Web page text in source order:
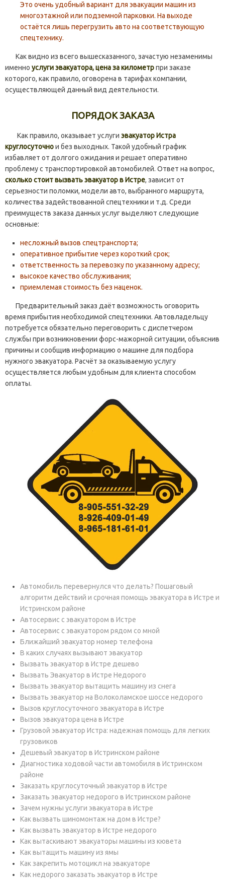
Это очень удобный вариант для эвакуации машин из
многоэтажной или подземной парковки. На выходе
остаётся лишь перегрузить авто на соответствующую
спецтехнику.
Как видно из всего вышесказанного, зачастую незаменимы
именно услуги эвакуатора, цена за километрпри заказе
которого, как правило, оговорена в тарифах компании,
осуществляющей данный вид деятельности.
ПОРЯДОК ЗАКАЗА
Как правило, оказывает услуги эвакуатор Истра
круглосуточнои без выходных. Такой удобный график
избавляет от долгого ожидания и решает оперативно
проблему с транспортировкой автомобилей. Ответ на вопрос,
сколько стоит вызвать эвакуатор в Истре, зависит от
серьезности поломки, модели авто, выбранного маршрута,
количества задействованной спецтехники и т.д. Среди
преимуществ заказа данных услуг выделяют следующие
основные:
несложный вызов спецтранспорта;
оперативное прибытие через короткий срок;
ответственность за перевозку по указанному адресу;
высокое качество обслуживания;
приемлемая стоимость без наценок.
Предварительный заказ даёт возможность оговорить
время прибытия необходимой спецтехники. Автовладельцу
потребуется обязательно переговорить с диспетчером
службы при возникновении форс-мажорной ситуации, объяснив
причины и сообщив информацию о машине для подбора
нужного эвакуатора. Расчёт за оказываемую услугу
осуществляется любым удобным для клиента способом
оплаты.
Автомобиль перевернулся что делать? Пошаговый
алгоритм действий и срочная помощь эвакуатора в Истре и
Истринском районе
Автосервис с эвакуатором в Истре
Автосервис с эвакуатором рядом со мной
Ближайший эвакуатор номер телефона
В каких случаях вызывают эвакуатор
Вызвать эвакуатор в Истре дешево
Вызвать Эвакуатор в Истре Недорого
Вызвать эвакуатор вытащить машину из снега
Вызвать эвакуатор на Волоколамское шоссе недорого
Вызов круглосуточного эвакуатора в Истре
Вызов эвакуатора цена в Истре
Грузовой эвакуатор Истра: надежная помощь для легких
грузовиков
Дешевый эвакуатор в Истринском районе
Диагностика ходовой части автомобиля в Истринском
районе
Заказать круглосуточный эвакуатор в Истре
Заказать эвакуатор недорого в Истринском районе
Зачем нужны услуги эвакуатора в Истре
Как вызвать шиномонтаж на дом в Истре?
Как вызвать эвакуатор в Истре недорого
Как вытаскивают эвакуаторы машины из кювета
Как вытащить машину из ямы
Как закрепить мотоцикл на эвакуаторе
Как недорого заказать эвакуатор в Истре